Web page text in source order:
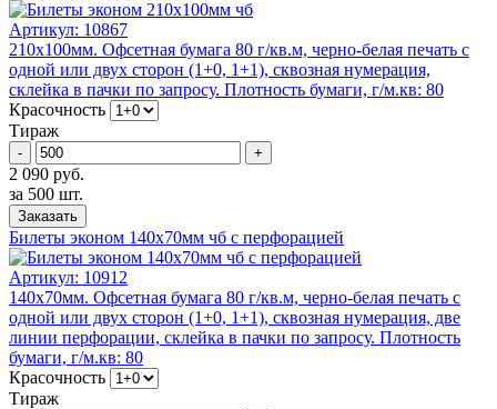
Артикул: 10867
210x100мм. Офсетная бумага 80 г/кв.м, черно-белая печать с
одной или двух сторон (1+0, 1+1), сквозная нумерация,
склейка в пачки по запросу. Плотность бумаги, г/м.кв: 80
Красочность
Тираж
- +
2 090 руб.
за 500 шт.
Заказать
Билеты эконом 140x70мм чб с перфорацией
Артикул: 10912
140x70мм. Офсетная бумага 80 г/кв.м, черно-белая печать с
одной или двух сторон (1+0, 1+1), сквозная нумерация, две
линии перфорации, склейка в пачки по запросу. Плотность
бумаги, г/м.кв: 80
Красочность
Тираж